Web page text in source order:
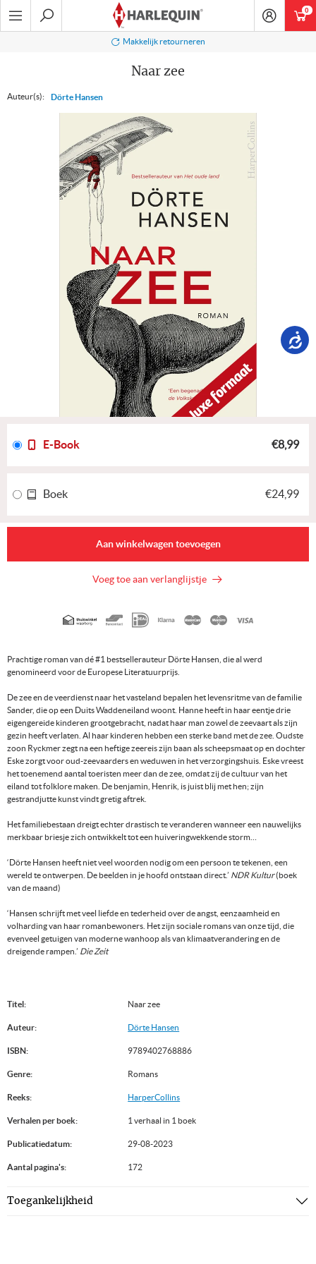
Ga
naar
Makkelijk retourneren
Naar zee
Auteur(s): Dörte Hansen
Prachtige roman van dé #1 bestsellerauteur Dörte Hansen, die al werd
genomineerd voor de Europese Literatuurprijs.
De zee en de veerdienst naar het vasteland bepalen het levensritme van de familie
Sander, die op een Duits Waddeneiland woont. Hanne heeft in haar eentje drie
eigengereide kinderen grootgebracht, nadat haar man zowel de zeevaart als zijn
gezin heeft verlaten. Al haar kinderen hebben een sterke band met de zee. Oudste
zoon Ryckmer zegt na een heftige zeereis zijn baan als scheepsmaat op en dochter
Eske zorgt voor oud-zeevaarders en weduwen in het verzorgingshuis. Eske vreest
het toenemend aantal toeristen meer dan de zee, omdat zij de cultuur van het
eiland tot folklore maken. De benjamin, Henrik, is juist blij met hen; zijn
gestrandjutte kunst vindt gretig aftrek.
Het familiebestaan dreigt echter drastisch te veranderen wanneer een nauwelijks
merkbaar briesje zich ontwikkelt tot een huiveringwekkende storm…
‘Dörte Hansen heeft niet veel woorden nodig om een persoon te tekenen, een
wereld te ontwerpen. De beelden in je hoofd ontstaan direct.’ NDR Kultur(boek
van de maand)
‘Hansen schrijft met veel liefde en tederheid over de angst, eenzaamheid en
volharding van haar romanbewoners. Het zijn sociale romans van onze tijd, die
evenveel getuigen van moderne wanhoop als van klimaatverandering en de
dreigende rampen.’ Die Zeit
Titel: Naar zee
Auteur: Dörte Hansen
ISBN: 9789402768886
Genre: Romans
Reeks: HarperCollins
Verhalen per boek: 1 verhaal in 1 boek
Publicatiedatum: 29-08-2023
Aantal pagina's: 172
Toegankelijkheid
E-Book €8,99
Boek €24,99
Aan winkelwagen toevoegen
Voeg toe aan verlanglijstje
Geaccepteerde
0